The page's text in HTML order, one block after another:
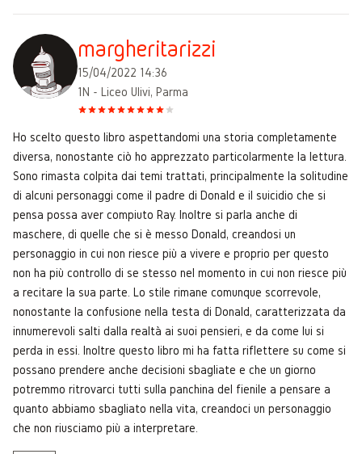
margheritarizzi
15/04/2022 14:36
1N - Liceo Ulivi, Parma
Ho scelto questo libro aspettandomi una storia completamente
diversa, nonostante ciò ho apprezzato particolarmente la lettura.
Sono rimasta colpita dai temi trattati, principalmente la solitudine
di alcuni personaggi come il padre di Donald e il suicidio che si
pensa possa aver compiuto Ray. Inoltre si parla anche di
maschere, di quelle che si è messo Donald, creandosi un
personaggio in cui non riesce più a vivere e proprio per questo
non ha più controllo di se stesso nel momento in cui non riesce più
a recitare la sua parte. Lo stile rimane comunque scorrevole,
nonostante la confusione nella testa di Donald, caratterizzata da
innumerevoli salti dalla realtà ai suoi pensieri, e da come lui si
perda in essi. Inoltre questo libro mi ha fatta riflettere su come si
possano prendere anche decisioni sbagliate e che un giorno
potremmo ritrovarci tutti sulla panchina del fienile a pensare a
quanto abbiamo sbagliato nella vita, creandoci un personaggio
che non riusciamo più a interpretare.